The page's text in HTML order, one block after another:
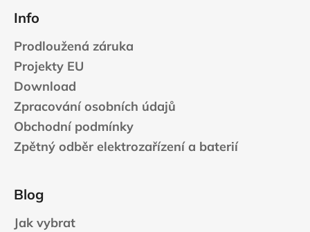
Info
Prodloužená záruka
Projekty EU
Download
Zpracování osobních údajů
Obchodní podmínky
Zpětný odběr elektrozařízení a baterií
Blog
Jak vybrat